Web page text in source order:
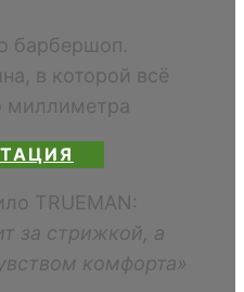
барбершоп.
в которой всё
миллиметра
TRUEMAN:
за стрижкой, а
комфорта»